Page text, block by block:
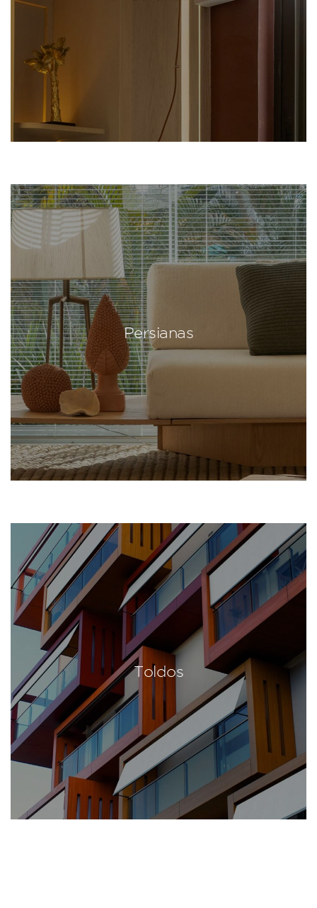
Persianas
Toldos